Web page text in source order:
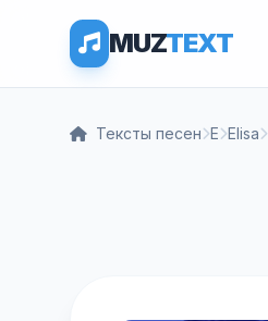
MUZTEXT
Тексты песен E Elisa